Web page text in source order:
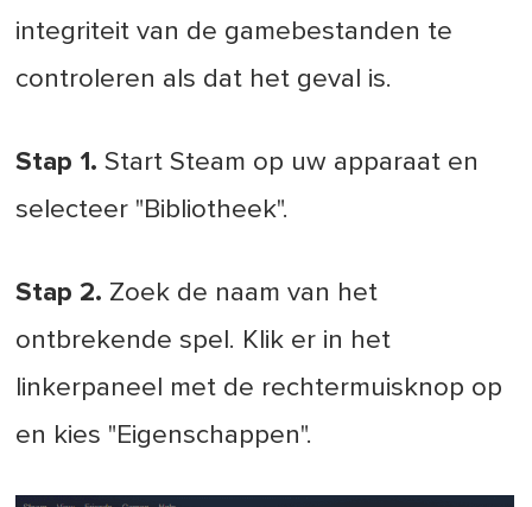
integriteit van de gamebestanden te
controleren als dat het geval is.
Stap 1. Start Steam op uw apparaat en
selecteer "Bibliotheek".
Stap 2. Zoek de naam van het
ontbrekende spel. Klik er in het
linkerpaneel met de rechtermuisknop op
en kies "Eigenschappen".